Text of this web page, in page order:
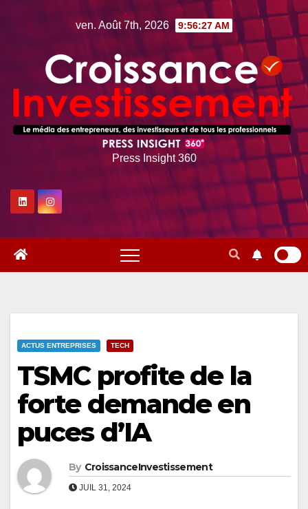
ven. Août 7th, 2026 9:56:28 AM
Press Insight 360
ACTUS ENTREPRISES TECH
TSMC profite de la
forte demande en
puces d’IA
By CroissanceInvestissement
JUIL 31, 2024